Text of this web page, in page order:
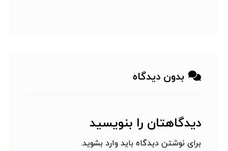
بدون دیدگاه
دیدگاهتان را بنویسید
برای نوشتن دیدگاه باید وارد بشوید.